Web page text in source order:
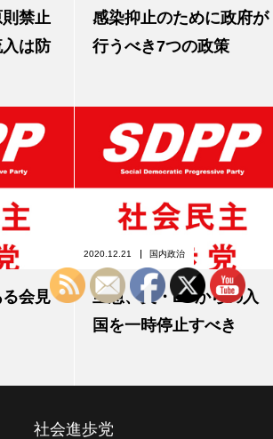
禁止
は防
感染抑止のために政府が
行うべき7つの政策
会見
2020.12.21 国内政治
至急、英・EUからの入
国を一時停止すべき
社会進歩党